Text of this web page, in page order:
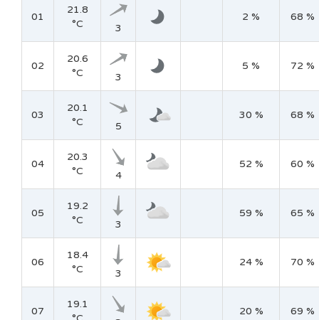
01
21.8
°C
3
2 % 68 %
02
20.6
°C
3
5 % 72 %
03
20.1
°C
5
30 % 68 %
04
20.3
°C
4
52 % 60 %
05
19.2
°C
3
59 % 65 %
06
18.4
°C
3
24 % 70 %
07
19.1
20 % 69 %